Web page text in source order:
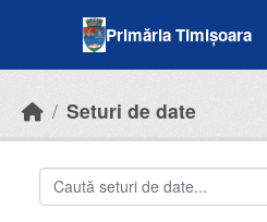
Primăria Timișoara
Seturi de date